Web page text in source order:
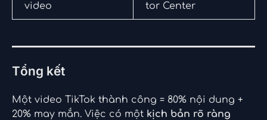
video
tor Center
Tổng kết
Một video TikTok thành công = 80% nội dung +
20% may mắn. Việc có một kịch bản rõ ràng